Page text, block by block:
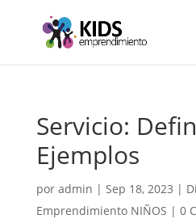
Servicio:
Ejemplos
por admin | Sep 18, 2023 |
Emprendimiento NIÑOS | 0